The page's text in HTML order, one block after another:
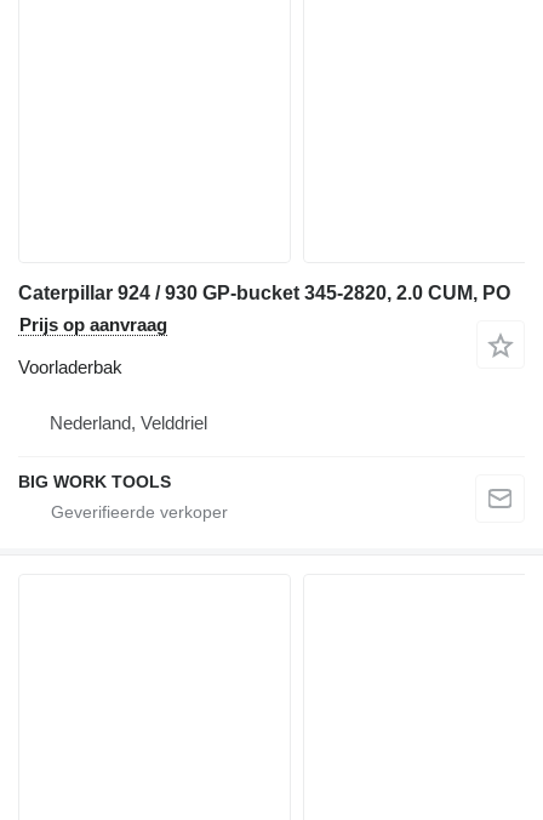
Caterpillar 924 / 930 GP-bucket 345-2820, 2.0 CUM, PO
Prijs op aanvraag
Voorladerbak
Nederland, Velddriel
BIG WORK TOOLS